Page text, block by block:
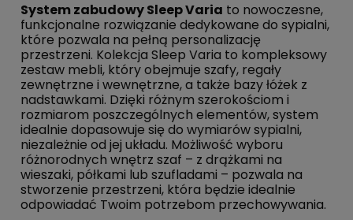
System zabudowy Sleep Varia to nowoczesne,
funkcjonalne rozwiązanie dedykowane do sypialni,
które pozwala na pełną personalizację
przestrzeni. Kolekcja Sleep Varia to kompleksowy
zestaw mebli, który obejmuje szafy, regały
zewnętrzne i wewnętrzne, a także bazy łóżek z
nadstawkami. Dzięki różnym szerokościom i
rozmiarom poszczególnych elementów, system
idealnie dopasowuje się do wymiarów sypialni,
niezależnie od jej układu. Możliwość wyboru
różnorodnych wnętrz szaf – z drążkami na
wieszaki, półkami lub szufladami – pozwala na
stworzenie przestrzeni, która będzie idealnie
odpowiadać Twoim potrzebom przechowywania.